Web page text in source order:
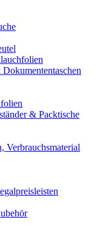
& Packtische
Verbrauchsmaterial